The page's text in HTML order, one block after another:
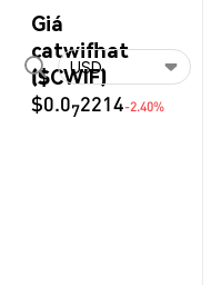
Giá
catwifhat
($CWIF)
$0.072214-2.40%
USD